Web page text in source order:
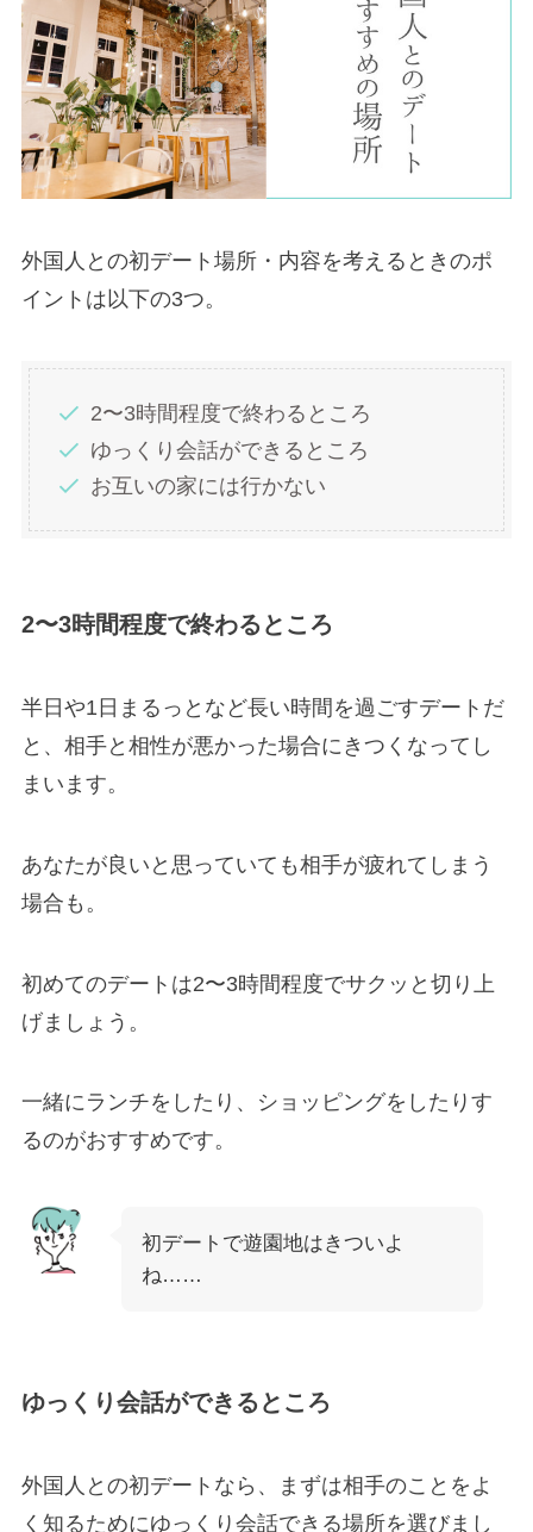
外国人との初デート場所・内容を考えるときのポ
イントは以下の3つ。
2〜3時間程度で終わるところ
ゆっくり会話ができるところ
お互いの家には行かない
2〜3時間程度で終わるところ
半日や1日まるっとなど長い時間を過ごすデートだ
と、相手と相性が悪かった場合にきつくなってし
まいます。
あなたが良いと思っていても相手が疲れてしまう
場合も。
初めてのデートは2〜3時間程度でサクッと切り上
げましょう。
一緒にランチをしたり、ショッピングをしたりす
るのがおすすめです。
初デートで遊園地はきついよ
ね……
ゆっくり会話ができるところ
外国人との初デートなら、まずは相手のことをよ
く知るためにゆっくり会話できる場所を選びまし